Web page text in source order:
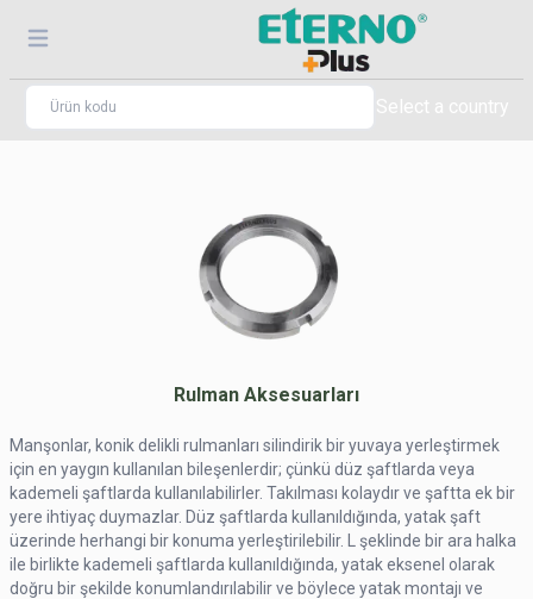
Select a country
Rulman Aksesuarları
Manşonlar, konik delikli rulmanları silindirik bir yuvaya yerleştirmek
için en yaygın kullanılan bileşenlerdir; çünkü düz şaftlarda veya
kademeli şaftlarda kullanılabilirler. Takılması kolaydır ve şaftta ek bir
yere ihtiyaç duymazlar. Düz şaftlarda kullanıldığında, yatak şaft
üzerinde herhangi bir konuma yerleştirilebilir. L şeklinde bir ara halka
ile birlikte kademeli şaftlarda kullanıldığında, yatak eksenel olarak
doğru bir şekilde konumlandırılabilir ve böylece yatak montajı ve